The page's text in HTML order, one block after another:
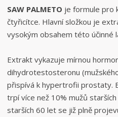
SAW PALMETO je formule pro
čtyřicítce. Hlavní složkou je
vysokým obsahem této účinné
Extrakt vykazuje mírnou
dihydrotestosteronu
přispívá k hypertrofii prostaty.
trpí více než 10% mužů
starších 60 let se již plně